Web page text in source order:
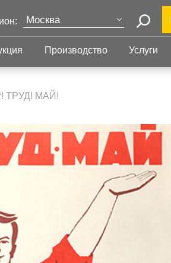
Москва
Санкт-Петербург
Екатеринбург
Казань
Челябинск
Волгоград
Новый Уренгой
Сургут
Нижний Новгород
Прессованный настил с
противоскольжением
Настил для стеллажей
решетки
Производство Услуги
ТРУД! МАЙ!